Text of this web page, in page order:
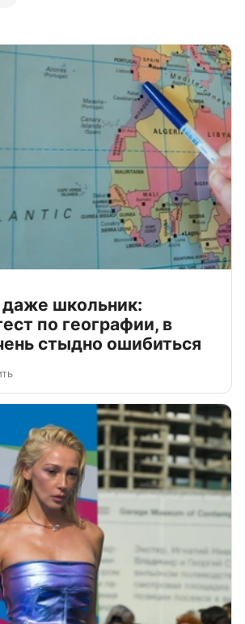
даже школьник:
по географии, в
стыдно ошибиться